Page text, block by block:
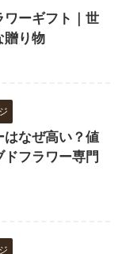
ワーギフト｜世
贈り物
はなぜ高い？値
フラワー専門